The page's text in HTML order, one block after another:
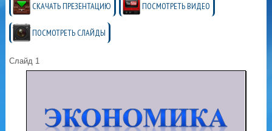
СКАЧАТЬ ПРЕЗЕНТАЦИЮ ПОСМОТРЕТЬ ВИДЕО
ПОСМОТРЕТЬ СЛАЙДЫ
Слайд 1